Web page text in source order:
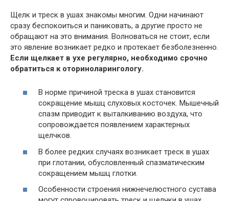
Щелк и треск в ушах знакомы многим. Одни начинают
сразу беспокоиться и паниковать, а другие просто не
обращают на это внимания. Волноваться не стоит, если
это явление возникает редко и протекает безболезненно.
Если щелкает в ухе регулярно, необходимо срочно
обратиться к оториноларингологу.
В норме причиной треска в ушах становится
сокращение мышц слуховых косточек. Мышечный
спазм приводит к выталкиванию воздуха, что
сопровождается появлением характерных
щелчков.
В более редких случаях возникает треск в ушах
при глотании, обусловленный спазматическим
сокращением мышц глотки.
Особенности строения нижнечелюстного сустава